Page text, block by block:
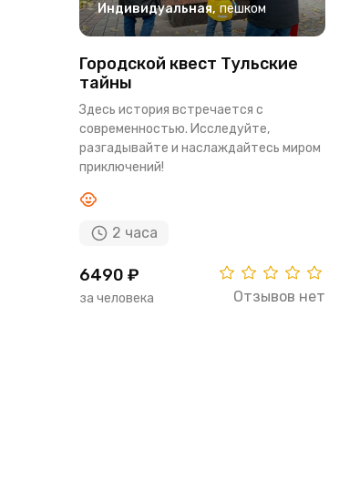
Индивидуальная, пешком
Городской квест Тульские
тайны
Здесь история встречается с
современностью. Исследуйте,
разгадывайте и наслаждайтесь миром
приключений!
2 часа
6490 ₽
за человека Отзывов нет